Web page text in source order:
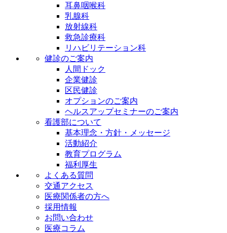
耳鼻咽喉科
乳腺科
放射線科
救急診療科
リハビリテーション科
健診のご案内
人間ドック
企業健診
区民健診
オプションのご案内
ヘルスアップセミナーのご案内
看護部について
基本理念・方針・メッセージ
活動紹介
教育プログラム
福利厚生
よくある質問
交通アクセス
医療関係者の方へ
採用情報
お問い合わせ
医療コラム